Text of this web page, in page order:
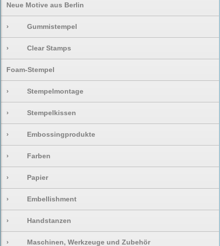
Neue Motive aus Berlin
› Gummistempel
› Clear Stamps
Foam-Stempel
› Stempelmontage
› Stempelkissen
› Embossingprodukte
› Farben
› Papier
› Embellishment
› Handstanzen
› Maschinen, Werkzeuge und Zubehör